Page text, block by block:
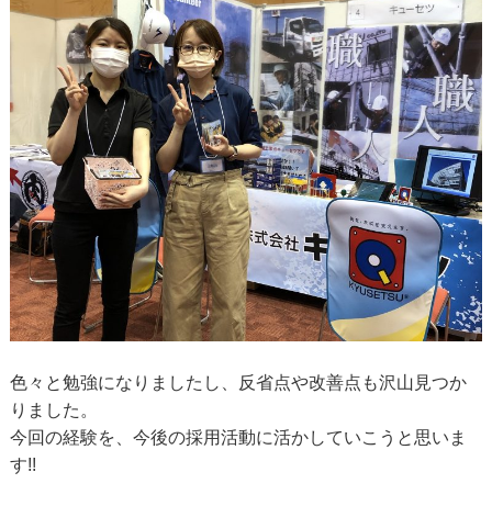
色々と勉強になりましたし、反省点や改善点も沢山見つか
りました。
今回の経験を、今後の採用活動に活かしていこうと思いま
す!!